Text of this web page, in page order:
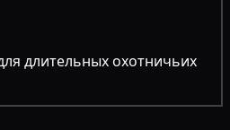
длительных охотничьих